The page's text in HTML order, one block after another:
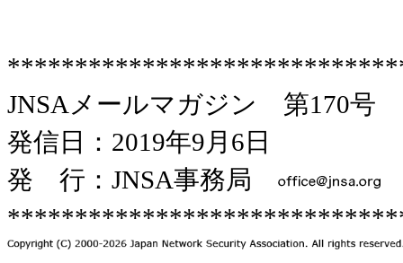
JNSAメールマガジン 第170号
発信日：2019年9月6日
発 行：JNSA事務局